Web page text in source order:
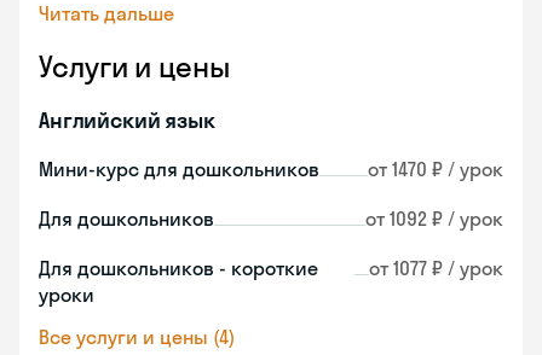
Читать дальше
Услуги и цены
Английский язык
Мини-курс для дошкольников от 1470 ₽ / урок
Для дошкольников от 1092 ₽ / урок
Для дошкольников - короткие
уроки
от 1077 ₽ / урок
Все услуги и цены (4)